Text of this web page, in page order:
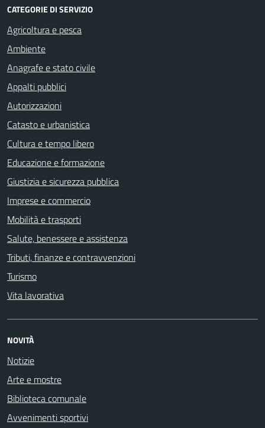
CATEGORIE DI SERVIZIO
Agricoltura e pesca
Ambiente
Anagrafe e stato civile
Appalti pubblici
Autorizzazioni
Catasto e urbanistica
Cultura e tempo libero
Educazione e formazione
Giustizia e sicurezza pubblica
Imprese e commercio
Mobilità e trasporti
Salute, benessere e assistenza
Tributi, finanze e contravvenzioni
Turismo
Vita lavorativa
NOVITÀ
Notizie
Arte e mostre
Biblioteca comunale
Avvenimenti sportivi